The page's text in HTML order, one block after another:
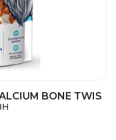
BONE TWIS